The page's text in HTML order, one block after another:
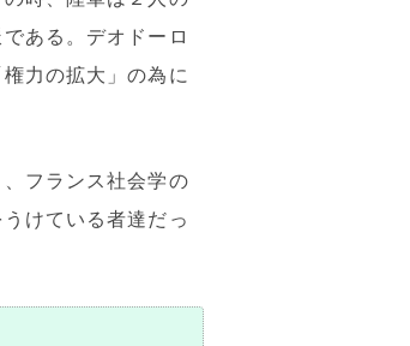
ある。デオドーロ
力の拡大」の為に
フランス社会学の
けている者達だっ